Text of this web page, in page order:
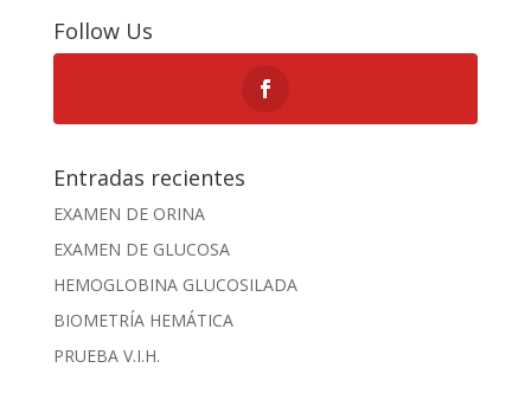
Follow Us
Entradas recientes
EXAMEN DE ORINA
EXAMEN DE GLUCOSA
HEMOGLOBINA GLUCOSILADA
BIOMETRÍA HEMÁTICA
PRUEBA V.I.H.